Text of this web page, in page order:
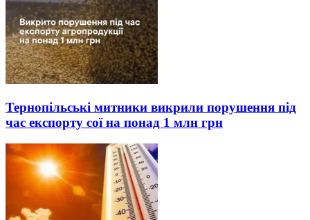
Тернопільські митники викрили порушення під
час експорту сої на понад 1 млн грн